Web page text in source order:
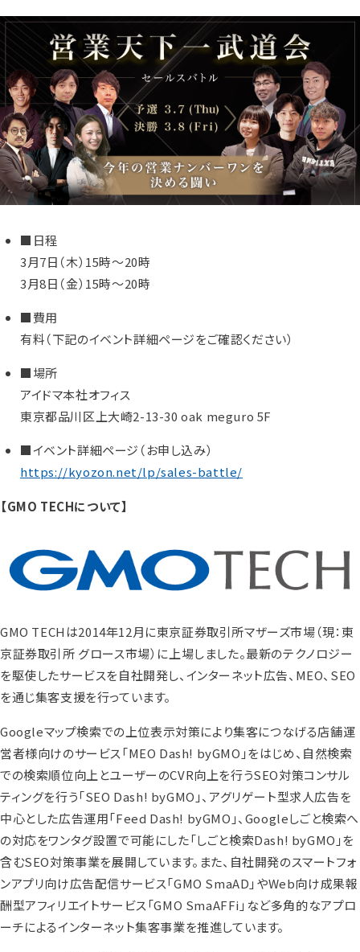
■日程
3月7日（木）15時～20時
3月8日（金）15時～20時
■費用
有料（下記のイベント詳細ページをご確認ください）
■場所
アイドマ本社オフィス
東京都品川区上大崎2-13-30 oak meguro 5F
■イベント詳細ページ（お申し込み）
https://kyozon.net/lp/sales-battle/
【GMO TECHについて】
GMO TECHは2014年12月に東京証券取引所マザーズ市場（現：東
京証券取引所 グロース市場）に上場しました。最新のテクノロジー
を駆使したサービスを自社開発し、インターネット広告、MEO、SEO
を通じ集客支援を行っています。
Googleマップ検索での上位表示対策により集客につなげる店舗運
営者様向けのサービス「MEO Dash! byGMO」をはじめ、自然検索
での検索順位向上とユーザーのCVR向上を行うSEO対策コンサル
ティングを行う「SEO Dash! byGMO」、アグリゲート型求人広告を
中心とした広告運用「Feed Dash! byGMO」、Googleしごと検索へ
の対応をワンタグ設置で可能にした「しごと検索Dash! byGMO」を
含むSEO対策事業を展開しています。また、自社開発のスマートフォ
ンアプリ向け広告配信サービス「GMO SmaAD」やWeb向け成果報
酬型アフィリエイトサービス「GMO SmaAFFi」など多角的なアプロ
ーチによるインターネット集客事業を推進しています。